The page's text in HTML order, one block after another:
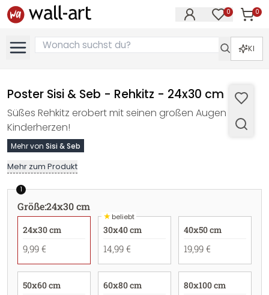
0 0
KI
Poster Sisi & Seb - Rehkitz - 24x30 cm
Süßes Rehkitz erobert mit seinen großen Augen
Kinderherzen!
Mehr von Sisi & Seb
Mehr zum Produkt
1
Größe:24x30 cm
24x30 cm
9,99 €
★beliebt
30x40 cm
14,99 €
40x50 cm
19,99 €
50x60 cm 60x80 cm 80x100 cm